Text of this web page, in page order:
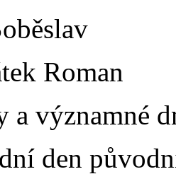
Roman
a významné
den